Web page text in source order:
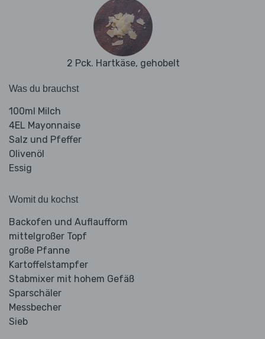
2 Pck. Hartkäse, gehobelt
Was du brauchst
100ml Milch
4EL Mayonnaise
Salz und Pfeffer
Olivenöl
Essig
Womit du kochst
Backofen und Auflaufform
mittelgroßer Topf
große Pfanne
Kartoffelstampfer
Stabmixer mit hohem Gefäß
Sparschäler
Messbecher
Sieb